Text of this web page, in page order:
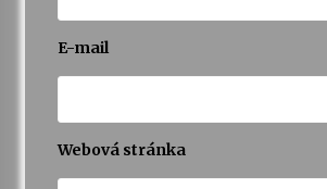
E-mail
Webová stránka